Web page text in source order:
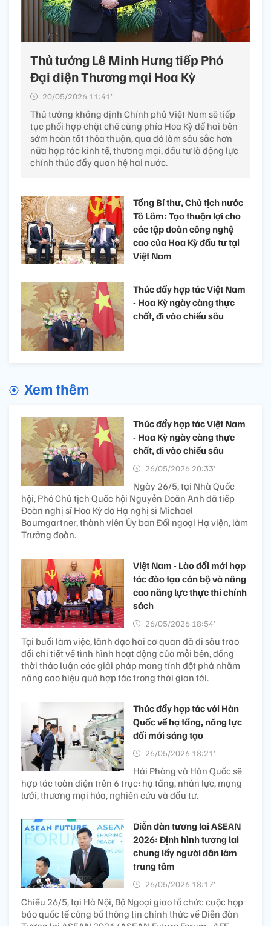
Thủ tướng Lê Minh Hưng tiếp Phó
Đại diện Thương mại Hoa Kỳ
20/05/2026 11:41’
Thủ tướng khẳng định Chính phủ Việt Nam sẽ tiếp
tục phối hợp chặt chẽ cùng phía Hoa Kỳ để hai bên
sớm hoàn tất thỏa thuận, qua đó làm sâu sắc hơn
nữa hợp tác kinh tế, thương mại, đầu tư là động lực
chính thúc đẩy quan hệ hai nước.
Tổng Bí thư, Chủ tịch nước
Tô Lâm: Tạo thuận lợi cho
các tập đoàn công nghệ
cao của Hoa Kỳ đầu tư tại
Việt Nam
Thúc đẩy hợp tác Việt Nam
- Hoa Kỳ ngày càng thực
chất, đi vào chiều sâu
Xem thêm
Thúc đẩy hợp tác Việt Nam
- Hoa Kỳ ngày càng thực
chất, đi vào chiều sâu
26/05/2026 20:33’
Ngày 26/5, tại Nhà Quốc
hội, Phó Chủ tịch Quốc hội Nguyễn Doãn Anh đã tiếp
Đoàn nghị sĩ Hoa Kỳ do Hạ nghị sĩ Michael
Baumgartner, thành viên Ủy ban Đối ngoại Hạ viện, làm
Trưởng đoàn.
Việt Nam - Lào đổi mới hợp
tác đào tạo cán bộ và nâng
cao năng lực thực thi chính
sách
26/05/2026 18:54’
Tại buổi làm việc, lãnh đạo hai cơ quan đã đi sâu trao
đổi chi tiết về tình hình hoạt động của mỗi bên, đồng
thời thảo luận các giải pháp mang tính đột phá nhằm
nâng cao hiệu quả hợp tác trong thời gian tới.
Thúc đẩy hợp tác với Hàn
Quốc về hạ tầng, năng lực
đổi mới sáng tạo
26/05/2026 18:21’
Hải Phòng và Hàn Quốc sẽ
hợp tác toàn diện trên 6 trục: hạ tầng, nhân lực, mạng
lưới, thương mại hóa, nghiên cứu và đầu tư.
Diễn đàn tương lai ASEAN
2026: Định hình tương lai
chung lấy người dân làm
trung tâm
26/05/2026 18:17’
Chiều 26/5, tại Hà Nội, Bộ Ngoại giao tổ chức cuộc họp
báo quốc tế công bố thông tin chính thức về Diễn đàn